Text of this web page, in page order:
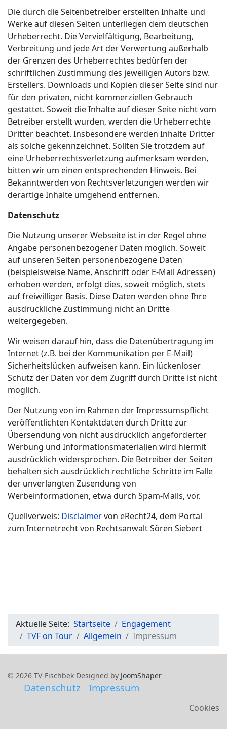
Die durch die Seitenbetreiber erstellten Inhalte und
Werke auf diesen Seiten unterliegen dem deutschen
Urheberrecht. Die Vervielfältigung, Bearbeitung,
Verbreitung und jede Art der Verwertung außerhalb
der Grenzen des Urheberrechtes bedürfen der
schriftlichen Zustimmung des jeweiligen Autors bzw.
Erstellers. Downloads und Kopien dieser Seite sind nur
für den privaten, nicht kommerziellen Gebrauch
gestattet. Soweit die Inhalte auf dieser Seite nicht vom
Betreiber erstellt wurden, werden die Urheberrechte
Dritter beachtet. Insbesondere werden Inhalte Dritter
als solche gekennzeichnet. Sollten Sie trotzdem auf
eine Urheberrechtsverletzung aufmerksam werden,
bitten wir um einen entsprechenden Hinweis. Bei
Bekanntwerden von Rechtsverletzungen werden wir
derartige Inhalte umgehend entfernen.
Datenschutz
Die Nutzung unserer Webseite ist in der Regel ohne
Angabe personenbezogener Daten möglich. Soweit
auf unseren Seiten personenbezogene Daten
(beispielsweise Name, Anschrift oder E-Mail Adressen)
erhoben werden, erfolgt dies, soweit möglich, stets
auf freiwilliger Basis. Diese Daten werden ohne Ihre
ausdrückliche Zustimmung nicht an Dritte
weitergegeben.
Wir weisen darauf hin, dass die Datenübertragung im
Internet (z.B. bei der Kommunikation per E-Mail)
Sicherheitslücken aufweisen kann. Ein lückenloser
Schutz der Daten vor dem Zugriff durch Dritte ist nicht
möglich.
Der Nutzung von im Rahmen der Impressumspflicht
veröffentlichten Kontaktdaten durch Dritte zur
Übersendung von nicht ausdrücklich angeforderter
Werbung und Informationsmaterialien wird hiermit
ausdrücklich widersprochen. Die Betreiber der Seiten
behalten sich ausdrücklich rechtliche Schritte im Falle
der unverlangten Zusendung von
Werbeinformationen, etwa durch Spam-Mails, vor.
Quellverweis: Disclaimervon eRecht24, dem Portal
zum Internetrecht von Rechtsanwalt Sören Siebert
Aktuelle Seite: Startseite
Engagement
TVF on Tour
Allgemein Impressum
© 2026 TV-Fischbek Designed by JoomShaper
Datenschutz Impressum
Cookies